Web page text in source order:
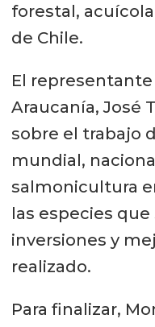
forestal,
de Chile.
El
Araucanía, José
sobre el trabajo
mundial,
salmonicultura
las especies
inversiones y
realizado.
Para finalizar,